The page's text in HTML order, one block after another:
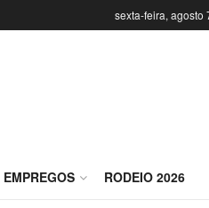
sexta-feira, agosto
EMPREGOS RODEIO 2026